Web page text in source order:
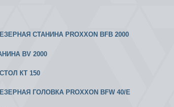
СТАНИНА PROXXON BFB 2000
BV 2000
КТ 150
ГОЛОВКА PROXXON BFW 40/Е